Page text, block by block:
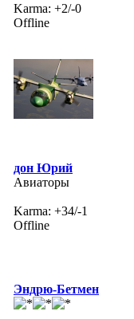
Karma: +2/-0
Offline
дон Юрий
Авиаторы
Karma: +34/-1
Offline
Эндрю-Бетмен